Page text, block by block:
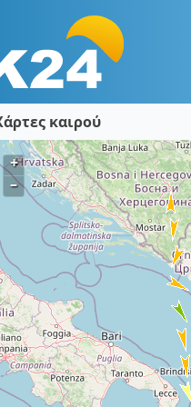
καιρού
+
–